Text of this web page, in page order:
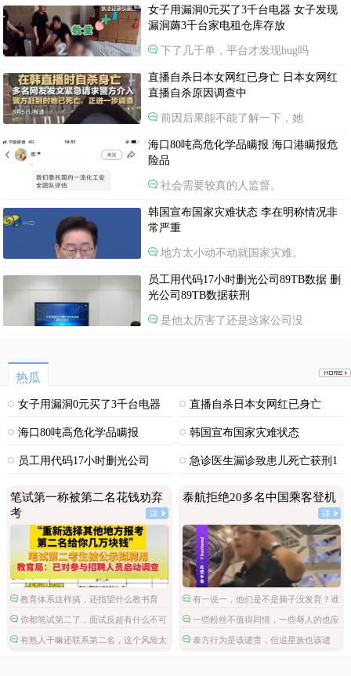
女子用漏洞0元买了3千台电器 女子发现
漏洞薅3千台家电租仓库存放
下了几千单，平台才发现bug吗
直播自杀日本女网红已身亡 日本女网红
直播自杀原因调查中
前因后果能不能了解一下，她
海口80吨高危化学品瞒报 海口港瞒报危
险品
社会需要较真的人监督。
韩国宣布国家灾难状态 李在明称情况非
常严重
地方太小动不动就国家灾难。
员工用代码17小时删光公司89TB数据 删
光公司89TB数据获刑
是他太厉害了还是这家公司没
热瓜
女子用漏洞0元买了3千台电器 直播自杀日本女网红已身亡
海口80吨高危化学品瞒报 韩国宣布国家灾难状态
员工用代码17小时删光公司
急诊医生漏诊致患儿死亡获刑1
笔试第一称被第二名花钱劝弃
考
详
教育体系这样搞，还指望什么教书育
人。你都笔试第二了，面试反超有什么不可
能的，非要多此一举。
有熟人干嘛还联系第二名，这个风险太
泰航拒绝20多名中国乘客登机
详
有一说一，他们是不是脑子没发育？谁
不知道拉眼角针对的是亚洲人，他们哪国
的啊？
一些粉丝不值得同情，一些辱人的也应
该惩罚。
泰方行为是该谴责，但追星族也该谴